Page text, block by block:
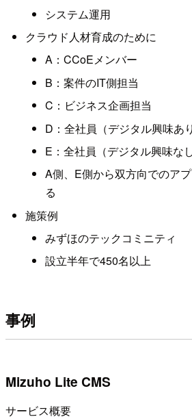
システム運用
クラウド人材育成のために
A：CCoEメンバー
B：案件のIT側担当
C：ビジネス企画担当
D：全社員（デジタル興味あ
E：全社員（デジタル興味な
A側、E側から双方向でのア
る
施策例
みずほのテックコミニティ
設立半年で450名以上
事例
Mizuho Lite CMS
サービス概要